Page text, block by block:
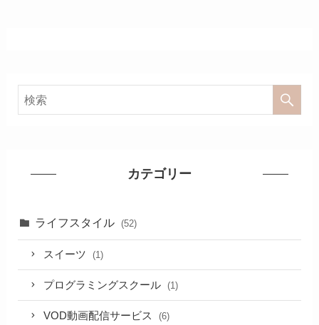
カテゴリー
ライフスタイル (52)
スイーツ (1)
プログラミングスクール (1)
VOD動画配信サービス (6)